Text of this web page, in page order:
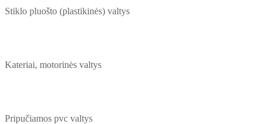
Stiklo pluošto (plastikinės) valtys
Kateriai, motorinės valtys
Pripučiamos pvc valtys